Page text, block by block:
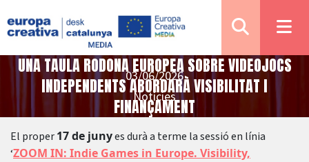
Notícies
UNA TAULA RODONA EUROPEA SOBRE VIDEOJOCS
INDEPENDENTS ABORDARÀ VISIBILITAT I
FINANÇAMENT
03/06/2026
El proper17 de junyes durà a terme la sessió en línia
‘ZOOM IN: Indie Games in Europe. Visibility,